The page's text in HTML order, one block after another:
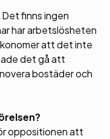
finns ingen
har arbetslösheten
att det inte
det gå att
bostäder och
oppositionen att